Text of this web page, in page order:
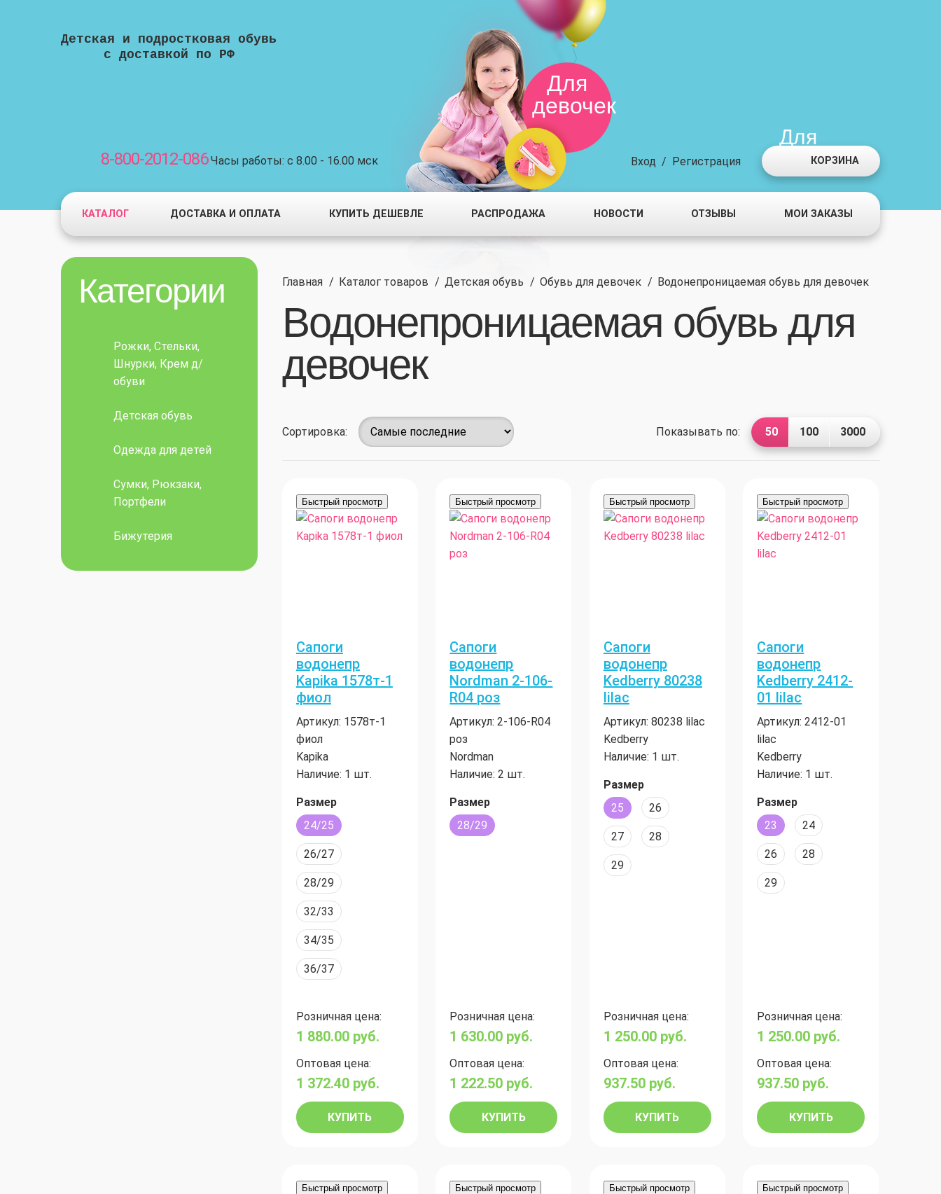
Детская и подростковая обувь
с доставкой по РФ
Для
девочек
Для
мальчиков
8-800-2012-086Часы работы: с 8.00 - 16.00 мск КОРЗИНА
Вход / Регистрация
КАТАЛОГ ДОСТАВКА И ОПЛАТА КУПИТЬ ДЕШЕВЛЕ РАСПРОДАЖА НОВОСТИ ОТЗЫВЫ МОИ ЗАКАЗЫ
Главная / Каталог товаров / Детская обувь / Обувь для девочек / Водонепроницаемая обувь для девочек
Водонепроницаемая обувь для
девочек
Сортировка: Показывать по: 50 100 3000
Быстрый просмотр
Сапоги
водонепр
Kapika 1578т-1
фиол
Артикул: 1578т-1
фиол
Kapika
Наличие: 1 шт.
Размер
24/25
26/27
28/29
32/33
34/35
36/37
Розничная цена:
1 880.00 руб.
Оптовая цена:
1 372.40 руб.
КУПИТЬ
Быстрый просмотр
Сапоги
водонепр
Nordman 2-106-
R04 роз
Артикул: 2-106-R04
роз
Nordman
Наличие: 2 шт.
Размер
28/29
Розничная цена:
1 630.00 руб.
Оптовая цена:
1 222.50 руб.
КУПИТЬ
Быстрый просмотр
Сапоги
водонепр
Kedberry 80238
lilac
Артикул: 80238 lilac
Kedberry
Наличие: 1 шт.
Размер
25
26
27 28
29
Розничная цена:
1 250.00 руб.
Оптовая цена:
937.50 руб.
КУПИТЬ
Быстрый просмотр
Сапоги
водонепр
Kedberry 2412-
01 lilac
Артикул: 2412-01
lilac
Kedberry
Наличие: 1 шт.
Размер
23
24
26 28
29
Розничная цена:
1 250.00 руб.
Оптовая цена:
937.50 руб.
КУПИТЬ
Быстрый просмотр Быстрый просмотр Быстрый просмотр Быстрый просмотр
Категории
Рожки, Стельки,
Шнурки, Крем д/
обуви
Детская обувь
Одежда для детей
Сумки, Рюкзаки,
Портфели
Бижутерия